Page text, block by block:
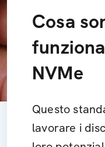
Cosa
NVMe
Questo
lavorare i